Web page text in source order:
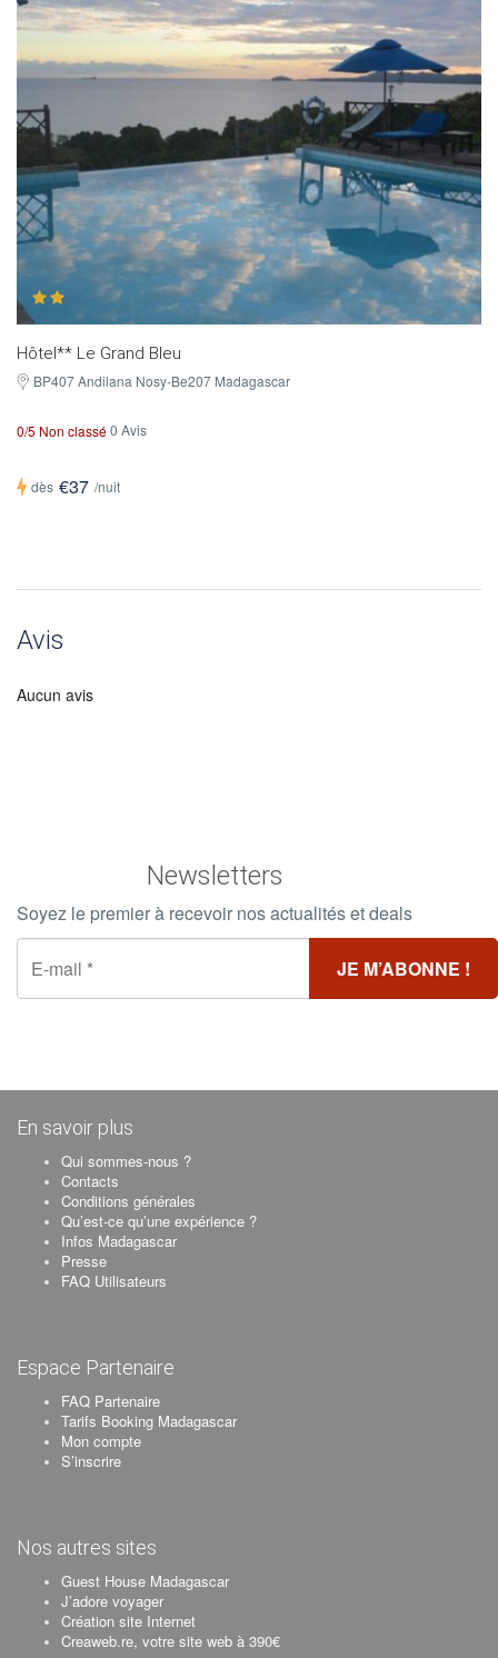
Hôtel** Le Grand Bleu
BP407 Andilana Nosy-Be207 Madagascar
0/5 Non classé0 Avis
dès €37 /nuit
Avis
Aucun avis
Newsletters
Soyez le premier à recevoir nos actualités et deals
En savoir plus
Qui sommes-nous ?
Contacts
Conditions générales
Qu’est-ce qu’une expérience ?
Infos Madagascar
Presse
FAQ Utilisateurs
Espace Partenaire
FAQ Partenaire
Tarifs Booking Madagascar
Mon compte
S’inscrire
Nos autres sites
Guest House Madagascar
J’adore voyager
Création site Internet
Creaweb.re, votre site web à 390€